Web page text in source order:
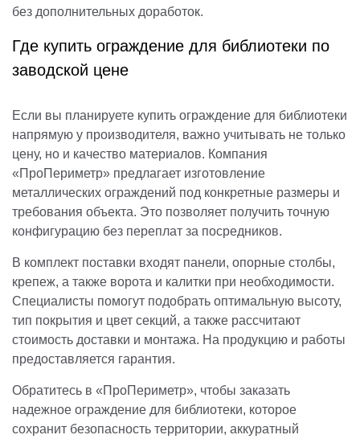
без дополнительных доработок.
Где купить ограждение для библиотеки по
заводской цене
Если вы планируете купить ограждение для библиотеки
напрямую у производителя, важно учитывать не только
цену, но и качество материалов. Компания
«ПроПериметр» предлагает изготовление
металлических ограждений под конкретные размеры и
требования объекта. Это позволяет получить точную
конфигурацию без переплат за посредников.
В комплект поставки входят панели, опорные столбы,
крепеж, а также ворота и калитки при необходимости.
Специалисты помогут подобрать оптимальную высоту,
тип покрытия и цвет секций, а также рассчитают
стоимость доставки и монтажа. На продукцию и работы
предоставляется гарантия.
Обратитесь в «ПроПериметр», чтобы заказать
надежное ограждение для библиотеки, которое
сохранит безопасность территории, аккуратный